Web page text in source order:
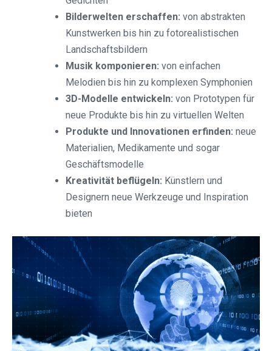
Bilderwelten erschaffen: von abstrakten
Kunstwerken bis hin zu fotorealistischen
Landschaftsbildern
Musik komponieren: von einfachen
Melodien bis hin zu komplexen Symphonien
3D-Modelle entwickeln: von Prototypen für
neue Produkte bis hin zu virtuellen Welten
Produkte und Innovationen erfinden: neue
Materialien, Medikamente und sogar
Geschäftsmodelle
Kreativität beflügeln: Künstlern und
Designern neue Werkzeuge und Inspiration
bieten